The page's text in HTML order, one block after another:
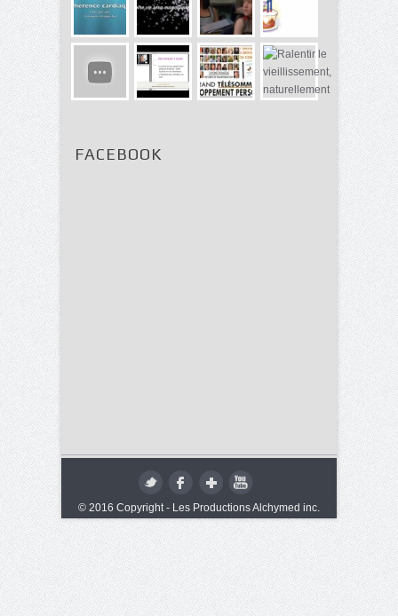
FACEBOOK
© 2016 Copyright - Les Productions Alchymed inc.